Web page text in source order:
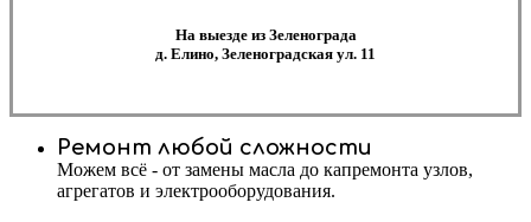
На выезде из Зеленограда
д. Елино, Зеленоградская ул. 11
Ремонт любой сложности
Можем всё - от замены масла до капремонта узлов,
агрегатов и электрооборудования.